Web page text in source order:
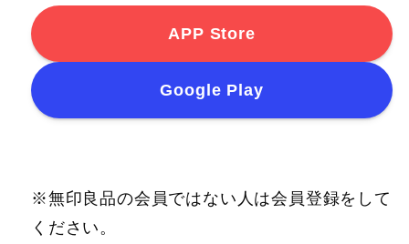
APP Store
Google Play
※無印良品の会員ではない人は会員登録をして
ください。